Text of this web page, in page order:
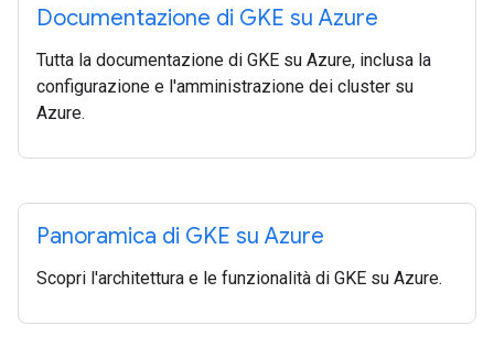
Documentazione di GKE su Azure
Tutta la documentazione di GKE su Azure, inclusa la
configurazione e l'amministrazione dei cluster su
Azure.
Panoramica di GKE su Azure
Scopri l'architettura e le funzionalità di GKE su Azure.